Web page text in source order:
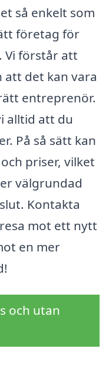
så enkelt som
företag för
Vi förstår att
det kan vara
entreprenör.
alltid att du
På så sätt kan
priser, vilket
välgrundad
Kontakta
mot ett nytt
en mer
och utan